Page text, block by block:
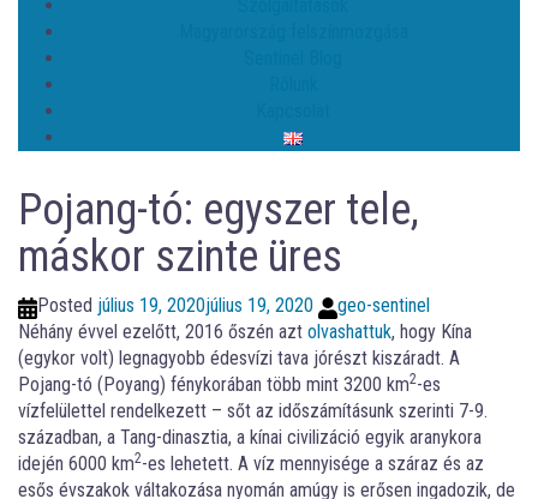
Pojang-tó: egyszer tele,
máskor szinte üres
Posted július 19, 2020július 19, 2020
geo-sentinel
Néhány évvel ezelőtt, 2016 őszén azt olvashattuk, hogy Kína
(egykor volt) legnagyobb édesvízi tava jórészt kiszáradt. A
Pojang-tó (Poyang) fénykorában több mint 3200 km2-es
vízfelülettel rendelkezett – sőt az időszámításunk szerinti 7-9.
században, a Tang-dinasztia, a kínai civilizáció egyik aranykora
idején 6000 km2-es lehetett. A víz mennyisége a száraz és az
esős évszakok váltakozása nyomán amúgy is erősen ingadozik, de